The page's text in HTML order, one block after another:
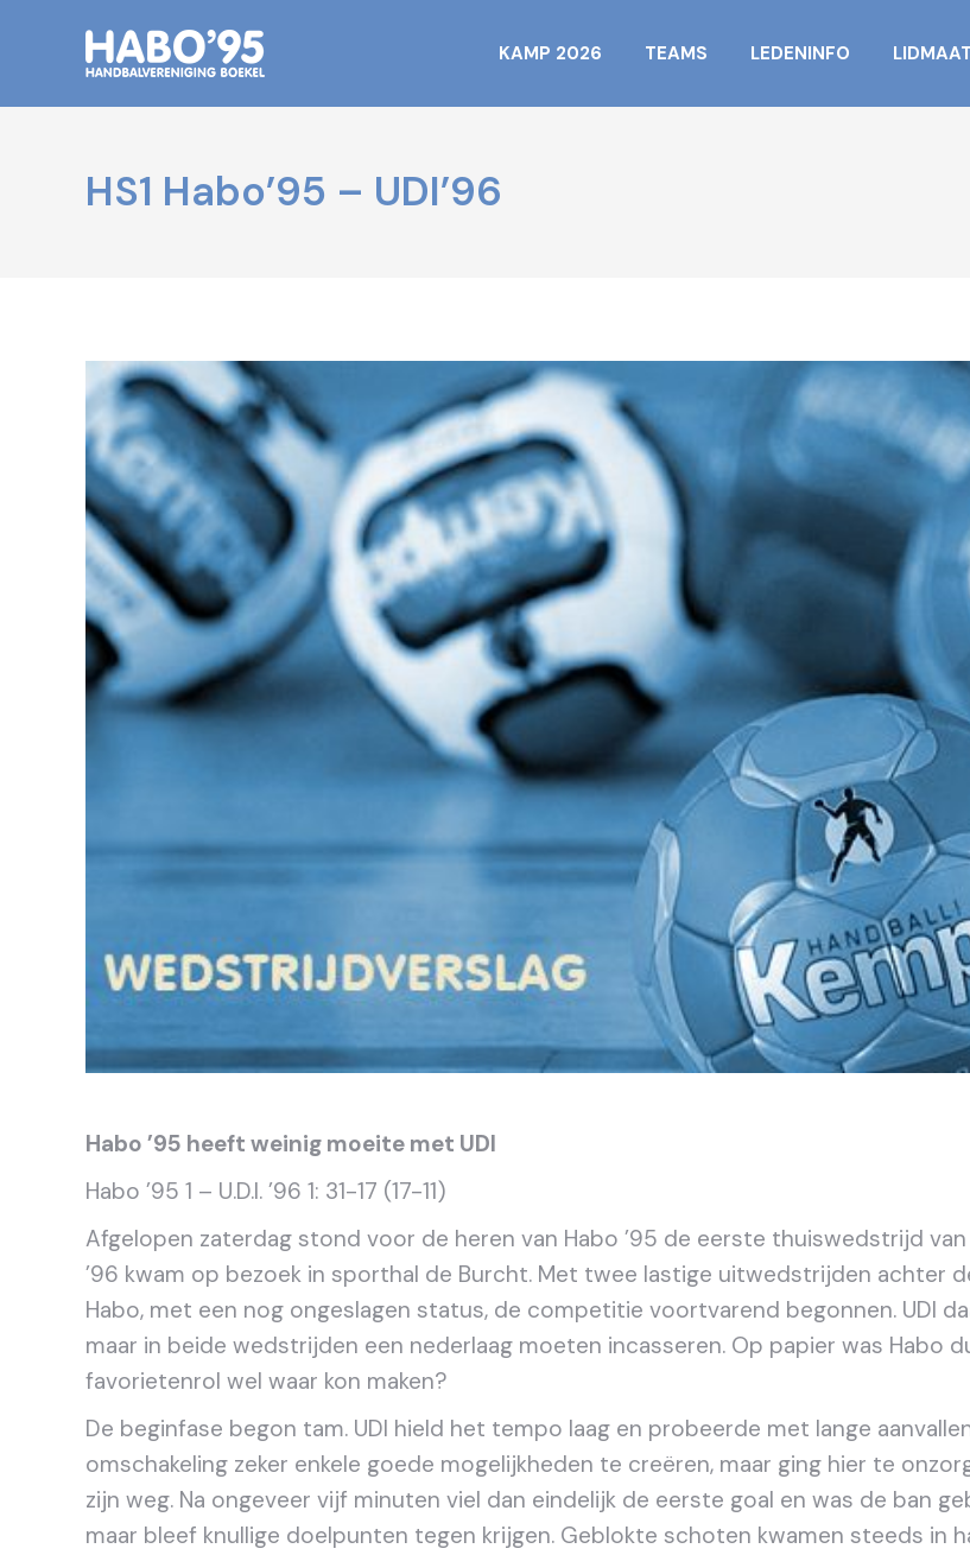
KAMP 2026 TEAMS LEDENINFO
HS1 Habo’95 – UDI’96
Habo ’95 heeft weinig moeite met UDI
Habo ’95 1 – U.D.I. ’96 1: 31-17 (17-11)
Afgelopen zaterdag stond voor de heren van Habo ’95 de eerste thuiswedstrijd
’96 kwam op bezoek in sporthal de Burcht. Met twee lastige uitwedstrijden achter
Habo, met een nog ongeslagen status, de competitie voortvarend begonnen. UDI
maar in beide wedstrijden een nederlaag moeten incasseren. Op papier was Habo
favorietenrol wel waar kon maken?
De beginfase begon tam. UDI hield het tempo laag en probeerde met lange
omschakeling zeker enkele goede mogelijkheden te creëren, maar ging hier te
zijn weg. Na ongeveer vijf minuten viel dan eindelijk de eerste goal en was de ban
maar bleef knullige doelpunten tegen krijgen. Geblokte schoten kwamen steeds in